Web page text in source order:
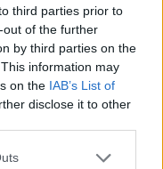
third parties prior to
of the further
by third parties on the
information may
on the IAB’s List of
disclose it to other
one or more Google
a
a kezükben -
a
leginkább
minden
garancia a